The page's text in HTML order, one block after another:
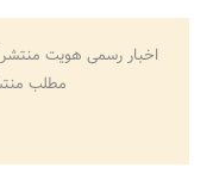
اخبار رسمی هویت
مطلب